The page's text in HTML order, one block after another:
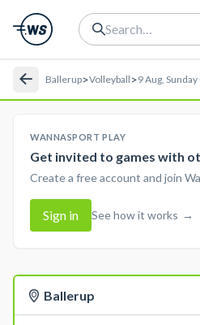
Ballerup>Volleyball >9 Aug,
WANNASPORT PLAY
Get invited to games with
Create a free account and join
Sign in See how it works →
Ballerup